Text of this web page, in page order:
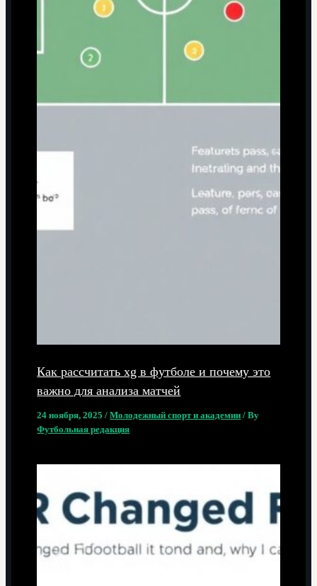
Как рассчитать xg в футболе и почему это
важно для анализа матчей
24 ноября, 2025/Молодежный спорт и академии / By
Футбольная редакция